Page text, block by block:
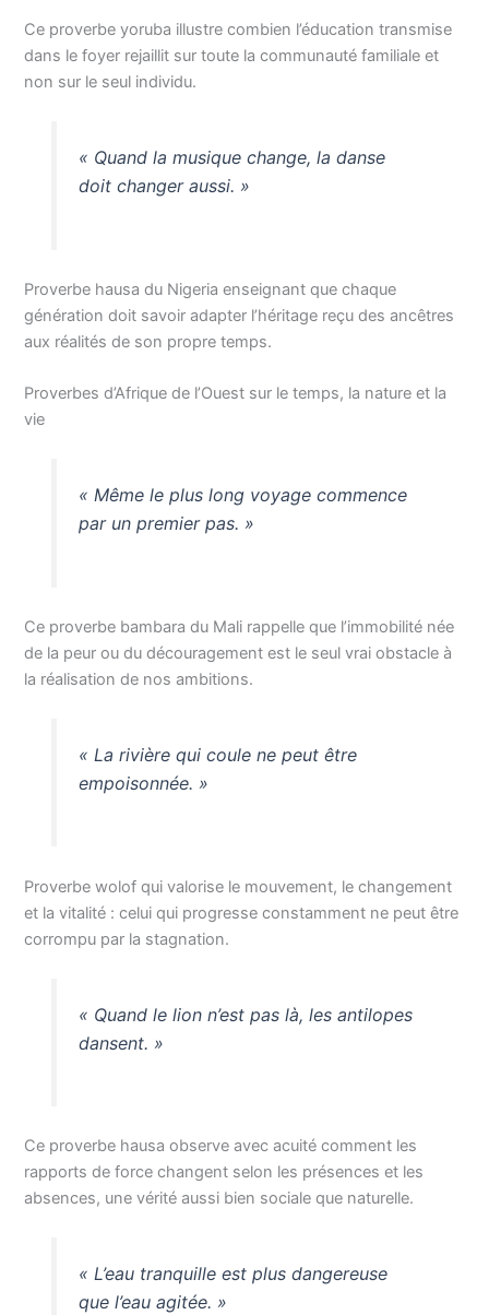
Ce proverbe yoruba illustre combien l’éducation transmise
dans le foyer rejaillit sur toute la communauté familiale et
non sur le seul individu.
« Quand la musique change, la danse
doit changer aussi. »
Proverbe hausa du Nigeria enseignant que chaque
génération doit savoir adapter l’héritage reçu des ancêtres
aux réalités de son propre temps.
Proverbes d’Afrique de l’Ouest sur le temps, la nature et la
vie
« Même le plus long voyage commence
par un premier pas. »
Ce proverbe bambara du Mali rappelle que l’immobilité née
de la peur ou du découragement est le seul vrai obstacle à
la réalisation de nos ambitions.
« La rivière qui coule ne peut être
empoisonnée. »
Proverbe wolof qui valorise le mouvement, le changement
et la vitalité : celui qui progresse constamment ne peut être
corrompu par la stagnation.
« Quand le lion n’est pas là, les antilopes
dansent. »
Ce proverbe hausa observe avec acuité comment les
rapports de force changent selon les présences et les
absences, une vérité aussi bien sociale que naturelle.
« L’eau tranquille est plus dangereuse
que l’eau agitée. »